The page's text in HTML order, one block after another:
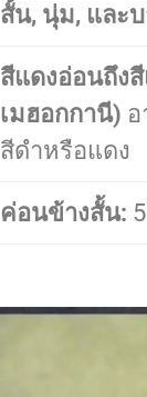
สั้น, นุ่ม, และบ
สีแดงอ่อนถึง
เมฮอกกานี)
สีดำหรือแดง
ค่อนข้างสั้น: